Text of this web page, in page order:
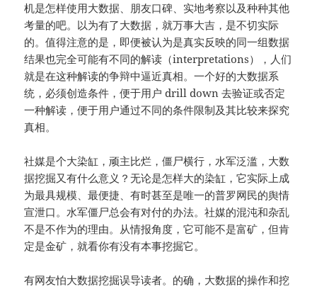
机是怎样使用大数据、朋友口碑、实地考察以及种种其他
考量的吧。以为有了大数据，就万事大吉，是不切实际
的。值得注意的是，即便被认为是真实反映的同一组数据
结果也完全可能有不同的解读（interpretations），人们
就是在这种解读的争辩中逼近真相。一个好的大数据系
统，必须创造条件，便于用户 drill down 去验证或否定
一种解读，便于用户通过不同的条件限制及其比较来探究
真相。
社媒是个大染缸，顽主比烂，僵尸横行，水军泛滥，大数
据挖掘又有什么意义？无论是怎样大的染缸，它实际上成
为最具规模、最便捷、有时甚至是唯一的普罗网民的舆情
宣泄口。水军僵尸总会有对付的办法。社媒的混沌和杂乱
不是不作为的理由。从情报角度，它可能不是富矿，但肯
定是金矿，就看你有没有本事挖掘它。
有网友怕大数据挖掘误导读者。的确，大数据的操作和挖